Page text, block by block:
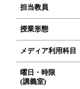
担当教員
授業形態
メディア利用科目
曜日・時限
(講義室)